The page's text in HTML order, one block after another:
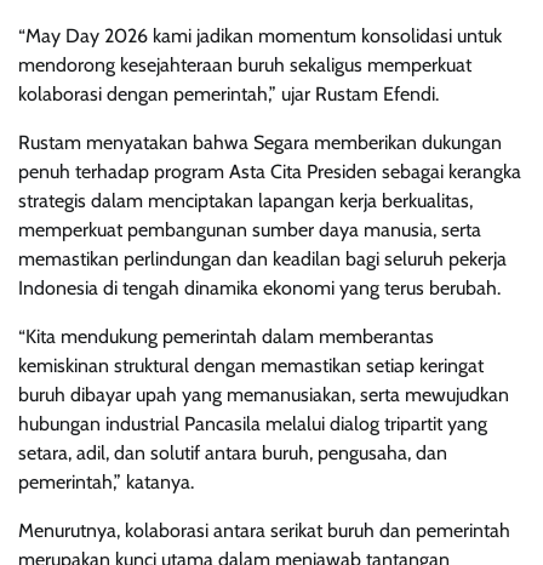
“May Day 2026 kami jadikan momentum konsolidasi untuk
mendorong kesejahteraan buruh sekaligus memperkuat
kolaborasi dengan pemerintah,” ujar Rustam Efendi.
Rustam menyatakan bahwa Segara memberikan dukungan
penuh terhadap program Asta Cita Presiden sebagai kerangka
strategis dalam menciptakan lapangan kerja berkualitas,
memperkuat pembangunan sumber daya manusia, serta
memastikan perlindungan dan keadilan bagi seluruh pekerja
Indonesia di tengah dinamika ekonomi yang terus berubah.
“Kita mendukung pemerintah dalam memberantas
kemiskinan struktural dengan memastikan setiap keringat
buruh dibayar upah yang memanusiakan, serta mewujudkan
hubungan industrial Pancasila melalui dialog tripartit yang
setara, adil, dan solutif antara buruh, pengusaha, dan
pemerintah,” katanya.
Menurutnya, kolaborasi antara serikat buruh dan pemerintah
merupakan kunci utama dalam menjawab tantangan